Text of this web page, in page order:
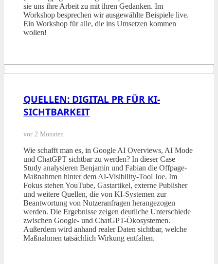
sie uns ihre Arbeit zu mit ihren Gedanken. Im
Workshop besprechen wir ausgewählte Beispiele live.
Ein Workshop für alle, die ins Umsetzen kommen
wollen!
QUELLEN: DIGITAL PR FÜR KI-
SICHTBARKEIT
vor 2 Monaten
Wie schafft man es, in Google AI Overviews, AI Mode
und ChatGPT sichtbar zu werden? In dieser Case
Study analysieren Benjamin und Fabian die Offpage-
Maßnahmen hinter dem AI-Visibility-Tool Joe. Im
Fokus stehen YouTube, Gastartikel, externe Publisher
und weitere Quellen, die von KI-Systemen zur
Beantwortung von Nutzeranfragen herangezogen
werden. Die Ergebnisse zeigen deutliche Unterschiede
zwischen Google- und ChatGPT-Ökosystemen.
Außerdem wird anhand realer Daten sichtbar, welche
Maßnahmen tatsächlich Wirkung entfalten.